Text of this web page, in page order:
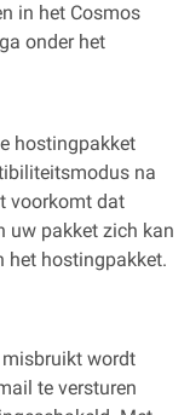
in het Cosmos
onder het
hostingpakket
na
voorkomt dat
uw pakket zich kan
het hostingpakket.
wordt
te versturen